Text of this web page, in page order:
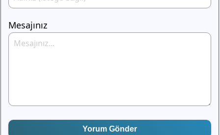
Mesajınız
Yorum Gönder